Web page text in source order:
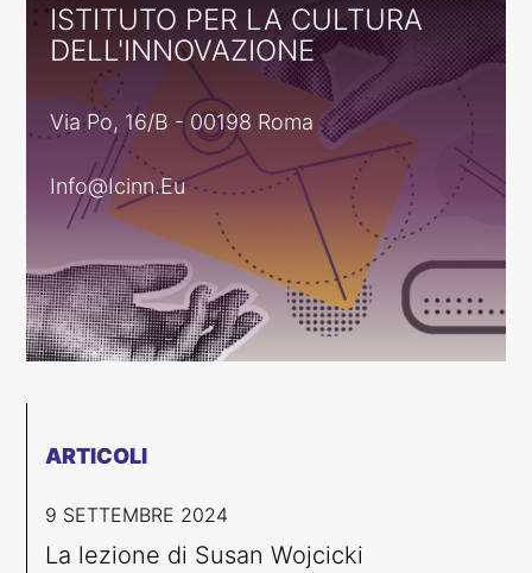
ISTITUTO PER LA CULTURA
DELL'INNOVAZIONE
Via Po, 16/B - 00198 Roma
Info@icinn.eu
ARTICOLI
9 SETTEMBRE 2024
La lezione di Susan Wojcicki